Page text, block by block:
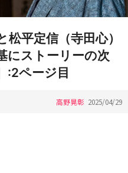
松平定信（寺田心）
にストーリーの次
:2ページ目
高野晃彰 2025/04/29